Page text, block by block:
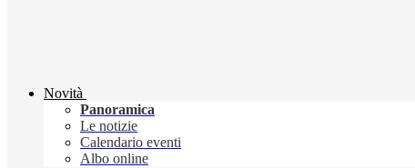
Novità
Panoramica
Le notizie
Calendario eventi
Albo online